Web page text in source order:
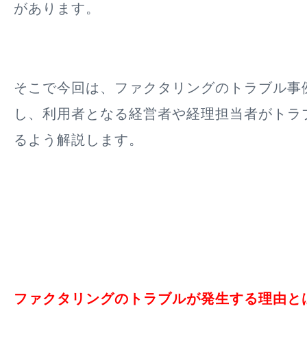
があります。
そこで今回は、ファクタリングのトラブル事
し、利用者となる経営者や経理担当者がト
るよう解説します。
ファクタリングのトラブルが発生する理由と